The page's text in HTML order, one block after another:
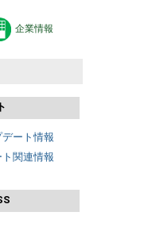
企業情報
デート情報
ト関連情報